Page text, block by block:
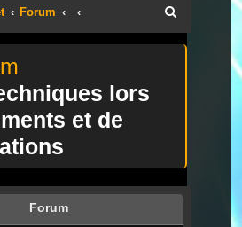
Forum
lors
et de
Forum